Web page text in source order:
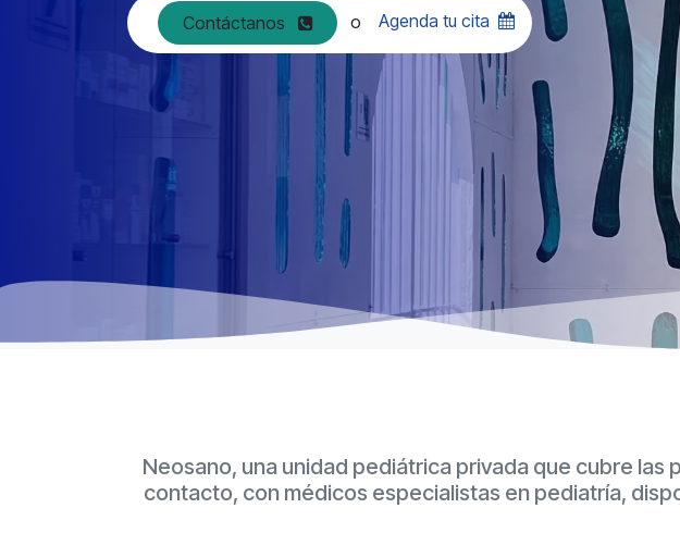
Cont​​áct​​anos oAgenda tu cita
Neosano, una unidad pediátrica privada que cubre
contacto, con médicos especialistas en pediatría,